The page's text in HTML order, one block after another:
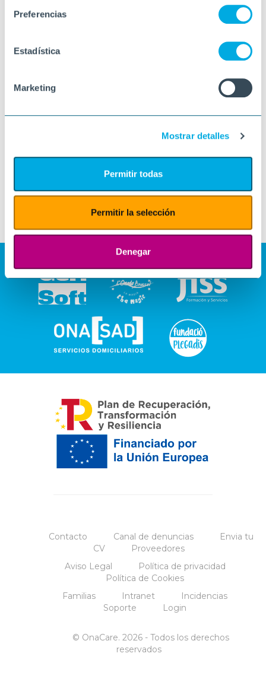
Preferencias
Estadística
Marketing
Mostrar detalles
Permitir todas
Permitir la selección
Denegar
Contacto Canal de denuncias
Envia tu
CV
Proveedores
Aviso Legal
Política de privacidad
Política de Cookies
Familias
Intranet
Incidencias
Soporte
Login
© OnaCare. 2026 - Todos los derechos
reservados